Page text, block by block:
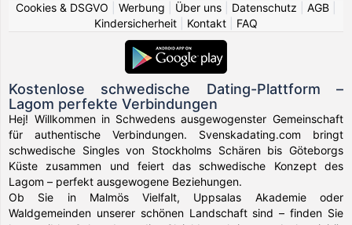
Cookies & DSGVO
Werbung Über uns Datenschutz AGB
Kindersicherheit
Kontakt FAQ
Kostenlose schwedische Dating-Plattform –
Lagom perfekte Verbindungen
Hej! Willkommen in Schwedens ausgewogenster Gemeinschaft
für authentische Verbindungen. Svenskadating.com bringt
schwedische Singles von Stockholms Schären bis Göteborgs
Küste zusammen und feiert das schwedische Konzept des
Lagom – perfekt ausgewogene Beziehungen.
Ob Sie in Malmös Vielfalt, Uppsalas Akademie oder
Waldgemeinden unserer schönen Landschaft sind – finden Sie